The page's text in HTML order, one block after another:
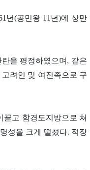
년(공민왕 11년)에 상만
을 평정하였으며, 같은
려인 및 여진족으로 구
끌고 함경도지방으로 쳐
성을 크게 떨쳤다. 적장